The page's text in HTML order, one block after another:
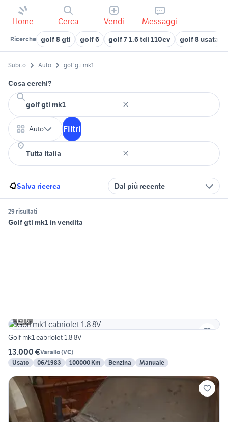
Home Cerca Vendi Messaggi
Ricerche golf 8 gti golf 6 golf 7 1.6 tdi 110cv golf 8 usata
Subito Auto golf gti mk1
Cosa cerchi?
Auto Filtri
Salva ricerca Dal più recente
29 risultati
Golf gti mk1 in vendita
6
Golf mk1 cabriolet 1.8 8V
13.000 €Varallo(VC)
Usato
06/1983 100000 Km Benzina Manuale